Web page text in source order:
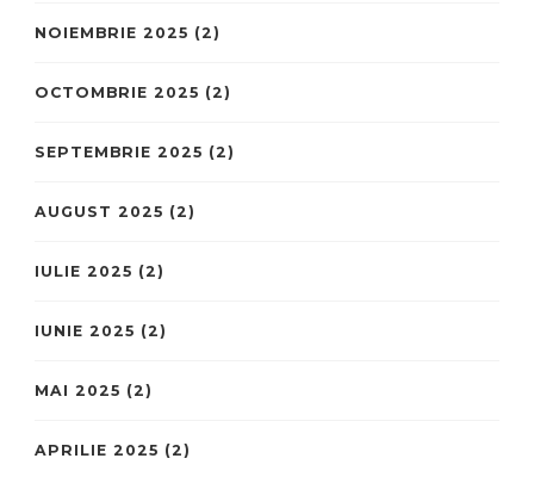
NOIEMBRIE 2025 (2)
OCTOMBRIE 2025 (2)
SEPTEMBRIE 2025 (2)
AUGUST 2025 (2)
IULIE 2025 (2)
IUNIE 2025 (2)
MAI 2025 (2)
APRILIE 2025 (2)